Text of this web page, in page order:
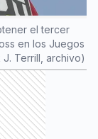
el tercer
en los Juegos
Terrill, archivo)